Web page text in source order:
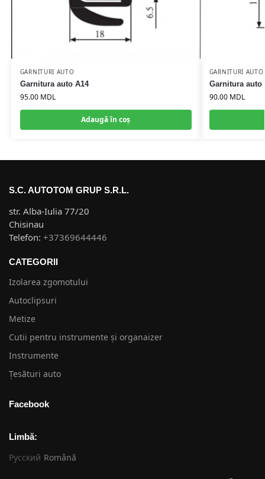
GARNITURI AUTO
Garnitura auto A14
95.00 MDL
Adaugă în coș
GARNITURI AUTO
Garnitura auto
90.00 MDL
S.C. AUTOTOM GRUP S.R.L.
str. Alba-Iulia 77/20
Chisinau
Telefon: +37369644446
CATEGORII
Izolarea zgomotului
Autoclipsuri
Metize
Cutii pentru instrumente și organaizer
Instrumente
Țesături auto
Facebook
Limbă:
Русский Română